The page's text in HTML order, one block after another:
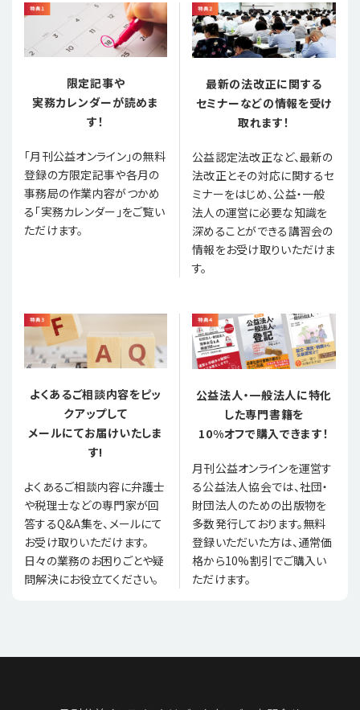
限定記事や
実務カレンダーが読めま
す！
「月刊公益オンライン」の無料
登録の方限定記事や各月の
事務局の作業内容がつかめ
る「実務カレンダー」をご覧い
ただけます。
最新の法改正に関する
セミナーなどの情報を受け
取れます！
公益認定法改正など、最新の
法改正とその対応に関するセ
ミナーをはじめ、公益・一般
法人の運営に必要な知識を
深めることができる講習会の
情報をお受け取りいただけま
す。
よくあるご相談内容をピッ
クアップして
メールにてお届けいたしま
す!
よくあるご相談内容に弁護士
や税理士などの専門家が回
答するQ&A集を、メールにて
お受け取りいただけます。
日々の業務のお困りごとや疑
問解決にお役立てください。
公益法人・一般法人に特化
した専門書籍を
10%オフで購入できます！
月刊公益オンラインを運営す
る公益法人協会では、社団・
財団法人のための出版物を
多数発行しております。無料
登録いただいた方は、通常価
格から10%割引でご購入い
ただけます。